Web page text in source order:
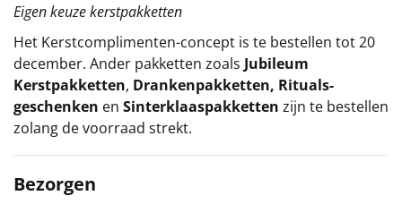
Eigen keuze kerstpakketten
Het Kerstcomplimenten-concept is te bestellen tot 20
december. Ander pakketten zoals Jubileum
Kerstpakketten, Drankenpakketten, Rituals-
geschenken en Sinterklaaspakketten zijn te bestellen
zolang de voorraad strekt.
Bezorgen